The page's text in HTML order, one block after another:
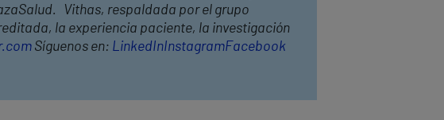
Vithas, respaldada por el grupo
la experiencia paciente, la investigación
Síguenos en: LinkedInInstagramFacebook